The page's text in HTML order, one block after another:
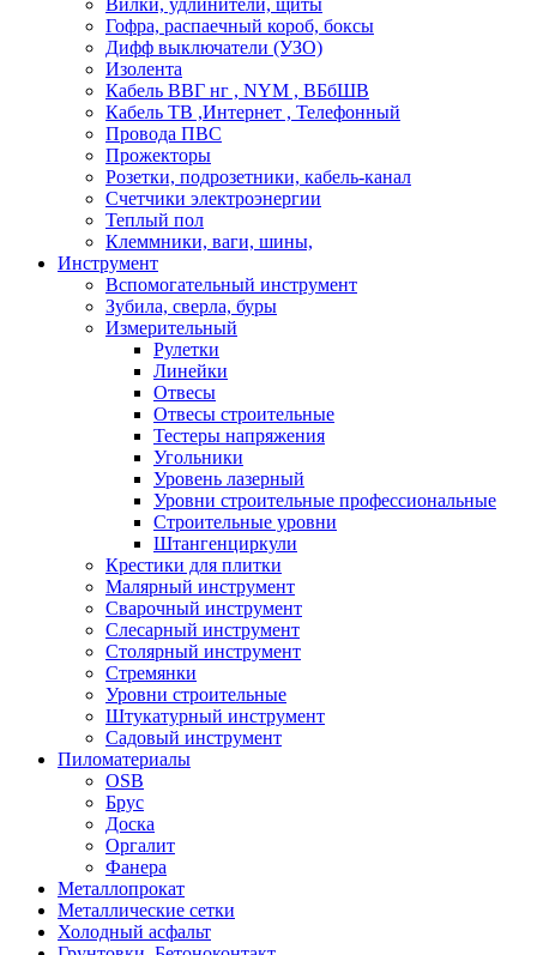
Гофра, распаечный короб, боксы
Дифф выключатели (УЗО)
Изолента
Кабель ВВГ нг , NYM , ВБбШВ
Кабель ТВ ,Интернет , Телефонный
Провода ПВС
Прожекторы
Розетки, подрозетники, кабель-канал
Счетчики электроэнергии
Теплый пол
Клеммники, ваги, шины,
Инструмент
Вспомогательный инструмент
Зубила, сверла, буры
Измерительный
Рулетки
Линейки
Отвесы
Отвесы строительные
Тестеры напряжения
Угольники
Уровень лазерный
Уровни строительные профессиональные
Строительные уровни
Штангенциркули
Крестики для плитки
Малярный инструмент
Сварочный инструмент
Слесарный инструмент
Столярный инструмент
Стремянки
Уровни строительные
Штукатурный инструмент
Садовый инструмент
Пиломатериалы
OSB
Брус
Доска
Оргалит
Фанера
Металлопрокат
Металлические сетки
Холодный асфальт